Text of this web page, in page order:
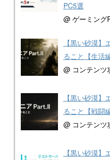
PC5選
@ ゲーミング
【黒い砂漠
ること【生活
@ コンテンツ
【黒い砂漠
ること【戦闘
@ コンテンツ
【黒い砂漠】